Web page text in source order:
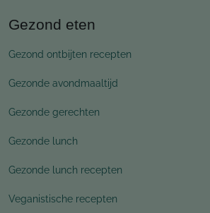
Gezond eten
Gezond ontbijten recepten
Gezonde avondmaaltijd
Gezonde gerechten
Gezonde lunch
Gezonde lunch recepten
Veganistische recepten